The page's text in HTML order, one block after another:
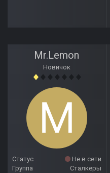
Mr.Lemon
Новичок
Статус
Не в сети
Группа
Сталкеры